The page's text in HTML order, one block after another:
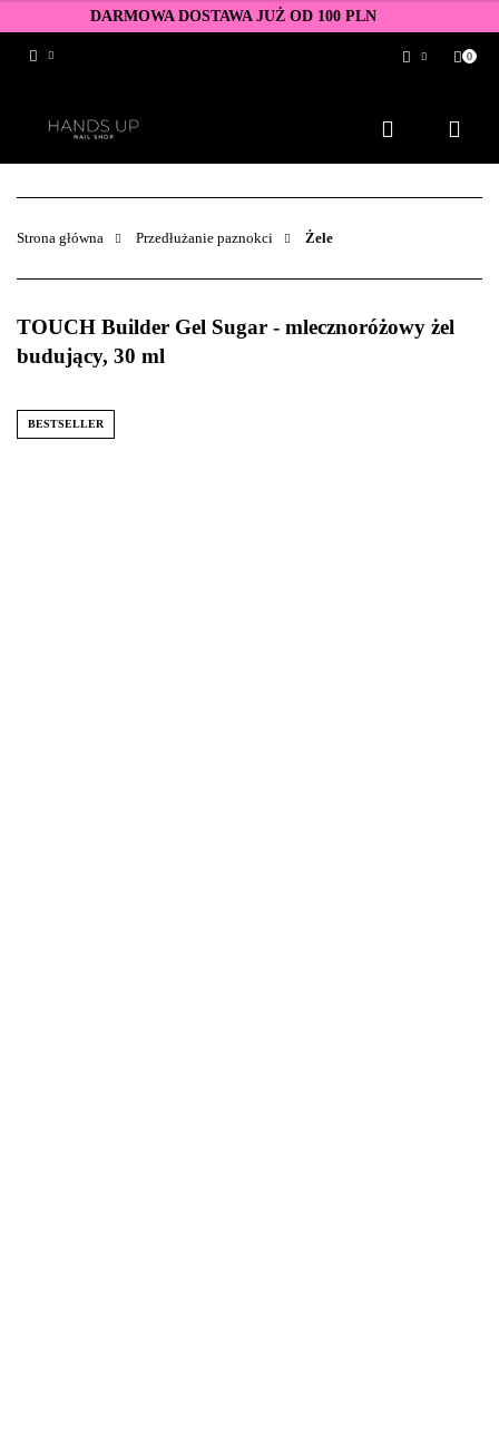
DARMOWA DOSTAWA JUŻ OD 100 PLN
Zarejestruj się
Dodaj zgłoszenie
Zgody cookies
0
Strona główna Przedłużanie paznokci Żele
TOUCH Builder Gel Sugar - mlecznoróżowy żel
budujący, 30 ml
BESTSELLER